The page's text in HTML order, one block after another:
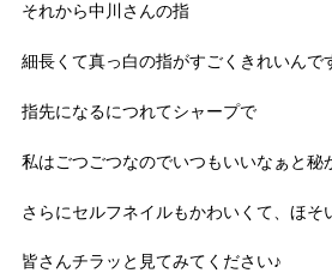
それから中川さんの指
細長くて真っ白の指がすごくきれいんで
指先になるにつれてシャープで
私はごつごつなのでいつもいいなぁと秘
さらにセルフネイルもかわいくて、ほそ
皆さんチラッと見てみてください♪